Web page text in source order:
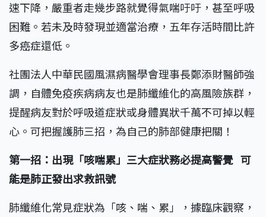
速下降，嚴重者走幾步路就覺得氣喘吁吁，甚至呼吸
困難。若未及時發現並適當治療，五年存活時間比許
多癌症還低。
社團法人中華民國風濕病醫學會理事長鄭添財醫師強
調，自體免疫疾病病友也是肺纖維化的高風險族群，
提醒病友對於呼吸道症狀或身體異狀千萬不可掉以輕
心。可把握護肺三招，為自己的肺部健康把關！
第一招： 出現「咳喘累」三大症狀務必提高警覺 可
能是肺正發出求救訊號
肺纖維化常見症狀為「咳、喘、累」，據臨床觀察，